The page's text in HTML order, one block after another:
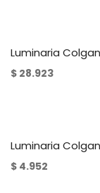
Luminaria
$ 28.923
Luminaria
$ 4.952